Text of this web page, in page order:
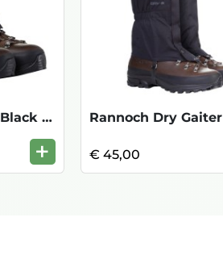
Orchy Dry Gaiter - Black - One Size
+ € 45,00